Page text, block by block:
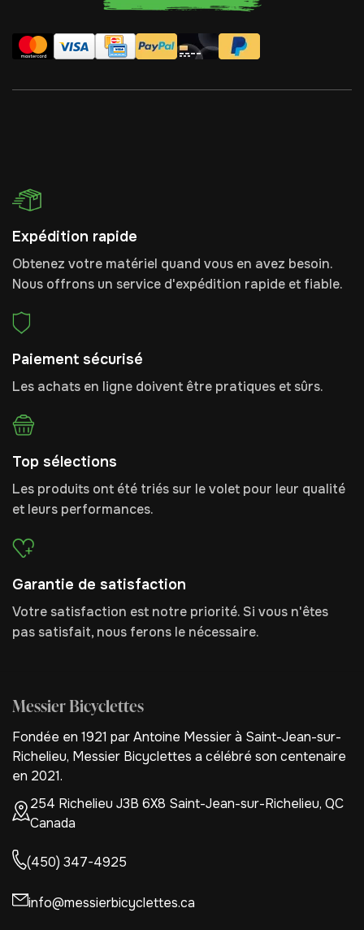
Expédition rapide
Obtenez votre matériel quand vous en avez besoin.
Nous offrons un service d'expédition rapide et fiable.
Paiement sécurisé
Les achats en ligne doivent être pratiques et sûrs.
Top sélections
Les produits ont été triés sur le volet pour leur qualité
et leurs performances.
Garantie de satisfaction
Votre satisfaction est notre priorité. Si vous n'êtes
pas satisfait, nous ferons le nécessaire.
Messier Bicyclettes
Fondée en 1921 par Antoine Messier à Saint-Jean-sur-
Richelieu, Messier Bicyclettes a célébré son centenaire
en 2021.
254 Richelieu J3B 6X8 Saint-Jean-sur-Richelieu, QC
Canada
(450) 347-4925
info@messierbicyclettes.ca